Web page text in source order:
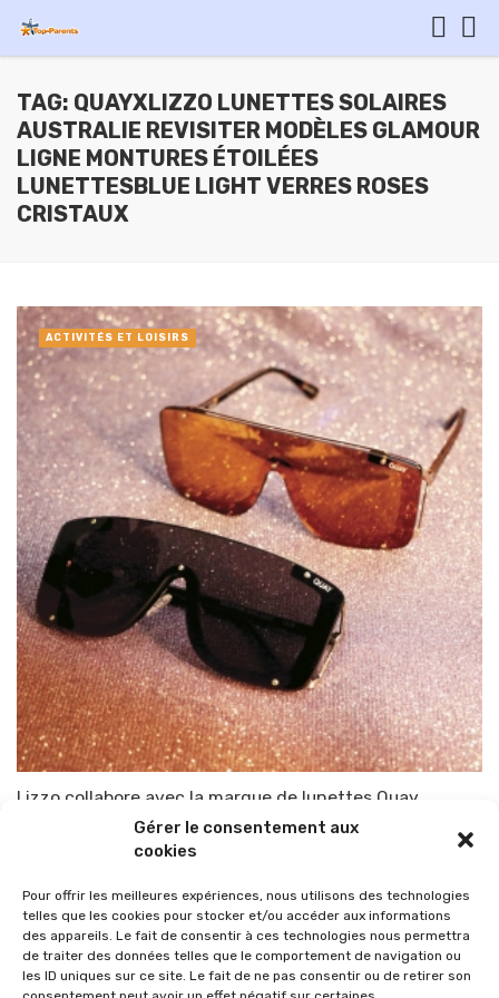
Gérer le consentement aux
cookies
Pour offrir les meilleures expériences, nous utilisons des technologies
telles que les cookies pour stocker et/ou accéder aux informations
des appareils. Le fait de consentir à ces technologies nous permettra
de traiter des données telles que le comportement de navigation ou
les ID uniques sur ce site. Le fait de ne pas consentir ou de retirer son
TAG: QUAYXLIZZO LUNETTES SOLAIRES
AUSTRALIE REVISITER MODÈLES GLAMOUR
LIGNE MONTURES ÉTOILÉES
LUNETTESBLUE LIGHT VERRES ROSES
CRISTAUX
Lizzo collabore avec la marque de lunettes Quay
TOP-PARENTS 20 août 2020
ACTIVITÉS ET LOISIRS